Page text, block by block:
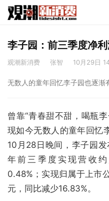
李子园：前三季度净
观潮新消费 张智 10月29日
无数人的童年回忆李子园也逐渐
曾靠“青春甜不甜，喝瓶
现如今无数人的童年回忆
10月28日晚间，李子园
年前三季度实现营收
0.48%；实现归属于上市
元，同比减少16.83%。